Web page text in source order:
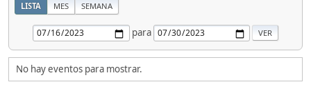
LISTA MES SEMANA
para
No hay eventos para mostrar.